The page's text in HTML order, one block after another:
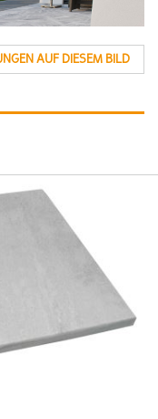
AUF DIESEM BILD